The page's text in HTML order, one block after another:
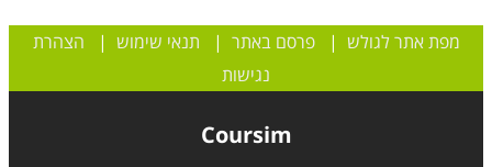
מפת אתר לגולש |פרסם באתר | תנאי שימוש | הצהרת
נגישות
Coursim